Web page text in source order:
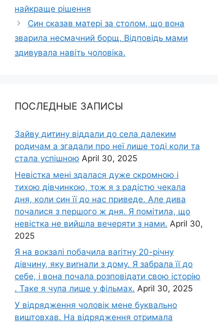
найкраще рішення
Син сказав матері за столом, що вона
зварила несмачний борщ. Відповідь мами
здивувала навіть чоловіка.
ПОСЛЕДНЫЕ ЗАПИСЫ
Зайву дитину віддали до села далеким
родичам а згадали про неї лише тоді коли та
стала успішною April 30, 2025
Невістка мені здалася дуже скромною і
тихою дівчинкою, тож я з радістю чекала
дня, коли син її до нас приведе. Але дива
почалися з першого ж дня. Я помітила, що
невістка не вийшла вечеряти з нами. April 30,
2025
Я на вокзалі побачила ваrітну 20-річну
дівчину, яку виrнали з дому. Я забрала її до
себе, і вона почала розповідати свою історію
. Таке я чула лише у фільмах. April 30, 2025
У відрядження чоловік мене буквально
виштовхав. На відрядження отримала